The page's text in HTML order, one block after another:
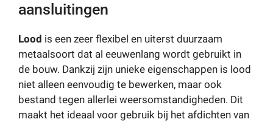
aansluitingen
Lood is een zeer flexibel en uiterst duurzaam
metaalsoort dat al eeuwenlang wordt gebruikt in
de bouw. Dankzij zijn unieke eigenschappen is lood
niet alleen eenvoudig te bewerken, maar ook
bestand tegen allerlei weersomstandigheden. Dit
maakt het ideaal voor gebruik bij het afdichten van